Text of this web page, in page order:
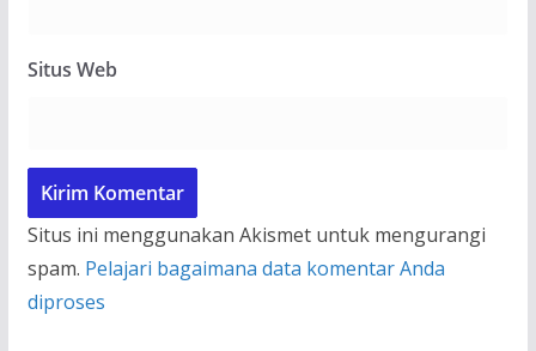
Situs Web
Situs ini menggunakan Akismet untuk mengurangi
spam. Pelajari bagaimana data komentar Anda
diproses